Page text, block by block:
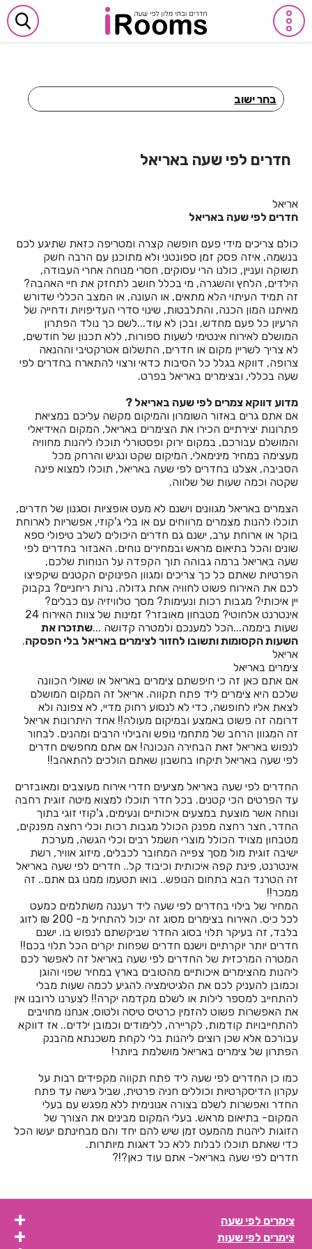
בחר ישוב
חדרים לפי שעה באבן יהודה
חדרים לפי שעה באופקים
חדרים לפי שעה באור יהודה
חדרים לפי שעה באור עקיבא
חדרים לפי שעה באחיהוד
חדרים לפי שעה באחיטוב
חדרים לפי שעה באלישמע
חדרים לפי שעה באלקוש
חדרים לפי שעה באמירים
חדרים לפי שעה באריאל
חדרים לפי שעה באשבול
חדרים לפי שעה באשדוד
חדרים לפי שעה באשקלון
חדרים לפי שעה באשתאול
חדרים לפי שעה בבוסתן הגליל
חדרים לפי שעה בבורגתה
חדרים לפי שעה בבית אלעזרי
חדרים לפי שעה בבית אלפא
חדרים לפי שעה בבית ג'אן
חדרים לפי שעה בבית דגן
חדרים לפי שעה בבית הלל
חדרים לפי שעה בבית חרות
חדרים לפי שעה בבית יהושע
חדרים לפי שעה בבית ינאי
חדרים לפי שעה בבית לחם הגלילית
חדרים לפי שעה בבית ליד
חדרים לפי שעה בבית נחמיה
חדרים לפי שעה בבית עזרא
חדרים לפי שעה בבית עריף
חדרים לפי שעה בבית קמה
חדרים לפי שעה בבית שאן
חדרים לפי שעה בבית שערים
חדרים לפי שעה בביתר עילית
חדרים לפי שעה בבצרה
חדרים לפי שעה באריאל
אריאל
חדרים לפי שעה באריאל
כולם צריכים מידי פעם חופשה קצרה ומטריפה כזאת שתיגע לכם
בנשמה, איזה פסק זמן ספונטני ולא מתוכנן עם הרבה חשק
תשוקה ועניין, כולנו הרי עסוקים, חסרי מנוחה אחרי העבודה,
הילדים, הלחץ והשגרה, מי בכלל חושב לתחזק את חיי האהבה?
זה תמיד העיתוי הלא מתאים, או העונה, או המצב הכללי שדורש
מאיתנו המון הכנה, והתלבטות, שינוי סדרי העדיפויות ודחייה של
הרעיון כל פעם מחדש, ובכן לא עוד...לשם כך נולד הפתרון
המושלם לאירוח אינטימי לשעות ספורות, ללא תכנון של חודשים,
לא צריך לשריין מקום או חדרים, התשלום אטרקטיבי וההנאה
צרופה, דווקא בגלל כל הסיבות כדאי ורצוי להתארח בחדרים לפי
שעה בכללי, ובצימרים באריאל בפרט.
מדוע דווקא צמרים לפי שעה באריאל ?
אם אתם גרים באזור השומרון והמיקום מקשה עליכם במציאת
פתרונות יצירתיים הכירו את הצימרים באריאל, המקום האידיאלי
והמושלם עבורכם, במקום ירוק ופסטורלי תוכלו ליהנות מחוויה
מעצימה במחיר מינימאלי, המיקום שקט ונגיש והרחק מכל
הסביבה, אצלנו בחדרים לפי שעה באריאל, תוכלו למצוא פינה
שקטה וכמה שעות של שלווה.
הצמרים באריאל מגוונים וישנם לא מעט אופציות וסגנון של חדרים,
תוכלו להנות מצמרים מרווחים עם או בלי ג'קוזי, אפשריות לארוחת
בוקר או ארוחת ערב, ישנם גם חדרים היכולים לשלב טיפולי ספא
שונים והכל בתיאום מראש ובמחירים נוחים. האבזור בחדרים לפי
שעה באריאל ברמה גבוהה תוך הקפדה על הנוחות שלכם,
הפרטיות שאתם כל כך צריכים ומגוון הפינוקים הקטנים שיקפיצו
לכם את האירוח פשוט לחוויה אחת גדולה. נרות ריחניים? בקבוק
יין איכותי? מגבות רכות ונעימות? מסך טלוויזיה עם כבלים?
אינטרנט אלחוטי? מטבחון מאובזר? זמינות של צוות האירוח 24
שעות ביממה...הכל למענכם ולמטרה קדושה ...שתזכרו את
השעות הקסומות ותשובו לחזור לצימרים באריאל בלי הפסקה.
אריאל
צימרים באריאל
אם אתם כאן זה כי חיפשתם צימרים באריאל או שאולי הכוונה
שלכם היא צימרים ליד פתח תקווה. אריאל זה המקום המושלם
לצאת אליו לחופשה, כדי לא לנסוע רחוק מדיי, לא צפונה ולא
דרומה זה פשוט באמצע ובמיקום מעולה!! אחד היתרונות אריאל
זה המגוון הרחב של מתחמי נופש והבילוי הרבים ומהנים. לבחור
לנפוש באריאל זאת הבחירה הנכונה! אם אתם מחפשים חדרים
לפי שעה באריאל תיקחו בחשבון שאתם הולכים להתאהב!!
החדרים לפי שעה באריאל מציעים חדרי אירוח מעוצבים ומאובזרים
עד הפרטים הכי קטנים. בכל חדר תוכלו למצוא מיטה זוגית רחבה
ונוחה אשר מוצעת במצעים איכותיים ונעימים, ג'קוזי זוגי בתוך
החדר, חצר רחצה מפנק הכולל מגבות רכות וכלי רחצה מפנקים,
מטבחון מצויד הכולל מוצרי חשמל רבים וכלי הגשה, מערכת
ישיבה זוגית מול מסך צפייה המחובר לכבלים, מיזוג אוויר, רשת
אינטרנט, פינת קפה איכותית וכיבוד קל.. חדרים לפי שעה באריאל
זה הטרנד הבא בתחום הנופש.. בואו תטעמו ממנו גם אתם.. זה
ממכר!!
המחיר של בילוי בחדרים לפי שעה ליד רעננה משתלמים כמעט
לכל כיס. האירוח בצימרים מסוג זה יכול להתחיל מ- 200 ₪ לזוג
בלבד, זה בעיקר תלוי בסוג החדר שביקשתם לנפוש בו. ישנם
חדרים יותר יוקרתיים וישנם חדרים שפחות יקרים הכל תלוי בכם!!
המטרה המרכזית של החדרים לפי שעה באריאל זה לאפשר לכם
ליהנות מהצימרים איכותיים מהטובים בארץ במחיר שפוי והוגן
וכמובן להעניק לכם את הלגיטימציה להגיע לכמה שעות מבלי
להתחייב למספר לילות או לשלם מקדמה יקרה!! לצערנו לרובנו אין
את האפשרות פשוט להזמין כרטיס טיסה ולטוס, אנחנו מחויבים
להתחייבויות קודמות, לקריירה, ללימודים וכמובן ילדים.. אז דווקא
עבורכם אלא שכן רוצים ליהנות בלי לקחת משכנתא מהבנק
הפתרון של צימרים באריאל מושלמת ביותר!
כמו כן החדרים לפי שעה ליד פתח תקווה מקפידים רבות על
עקרון הדיסקרטיות וכוללים חניה פרטית, שביל גישה עד פתח
החדר ואפשרות לשלם בצורה אנונימית ללא מפגש עם בעלי
המקום- בתיאום מראש. בעלי המקום מבינים את הצורך של
הזוגות ליהנות מהמעט זמן שיש להם יחד והם מבחינתם יעשו הכל
כדי שאתם תוכלו לבלות ללא כל דאגות מיותרות.
חדרים לפי שעה באריאל- אתם עוד כאן?!?
צימרים לפי שעה
צימרים לפי שעות